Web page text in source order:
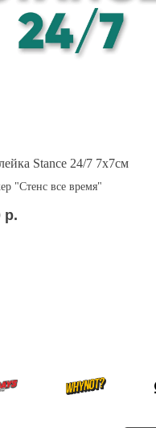
Stance 24/7 7x7см
"Стенс все время"
р.